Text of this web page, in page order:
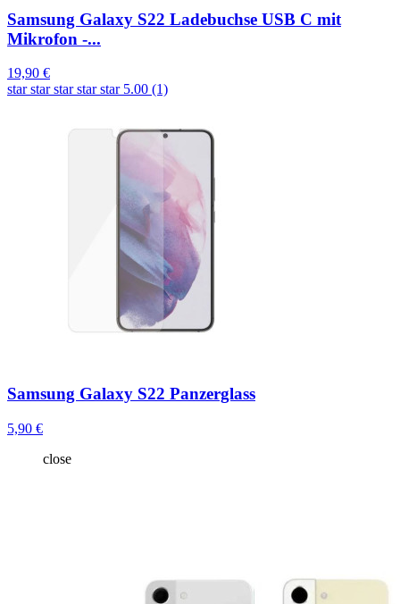
Samsung Galaxy S22 Ladebuchse USB C mit
Mikrofon -...
19,90 €
star star star star star 5.00 (1)
Samsung Galaxy S22 Panzerglass
5,90 €
close